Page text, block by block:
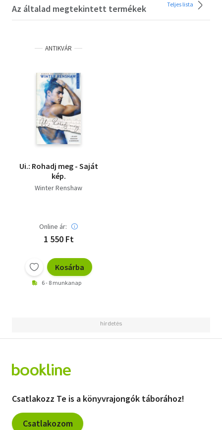
Az általad megtekintett termékek Teljes lista
ANTIKVÁR
Ui.: Rohadj meg - Saját
kép.
Winter Renshaw
Online ár:
1 550 Ft
Kosárba
6 - 8 munkanap
Csatlakozz Te is a könyvrajongók táborához!
Csatlakozom